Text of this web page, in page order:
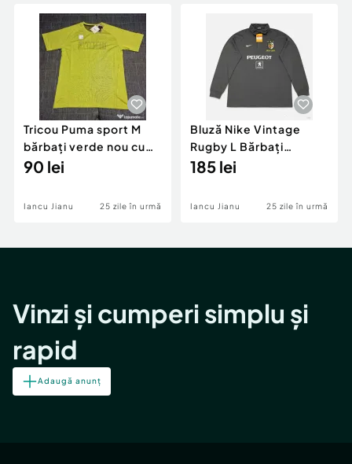
Servicii
Animale de companie
Afaceri și echipamente profesionale
Inchiriere Bunuri si Vehicule
Utilaje agricole si industriale
Piese auto si accesorii
Dacia Duster
Tricou Puma sport M
bărbați verde nou cu
etichetă
90 lei
Iancu Jianu 25 zile în urmă
Bluză Nike Vintage
Rugby L Bărbați
Peugeot 1907-2007
185 lei
Iancu Jianu 25 zile în urmă
Vinzi și cumperi simplu și
rapid
Adaugă anunț